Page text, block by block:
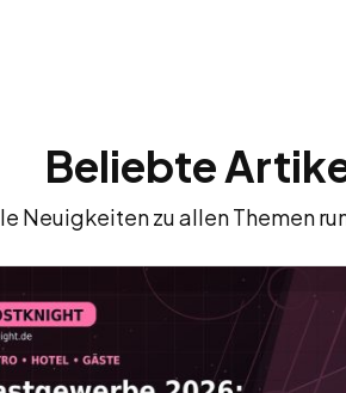
Beliebte
Neuigkeiten zu allen Themen